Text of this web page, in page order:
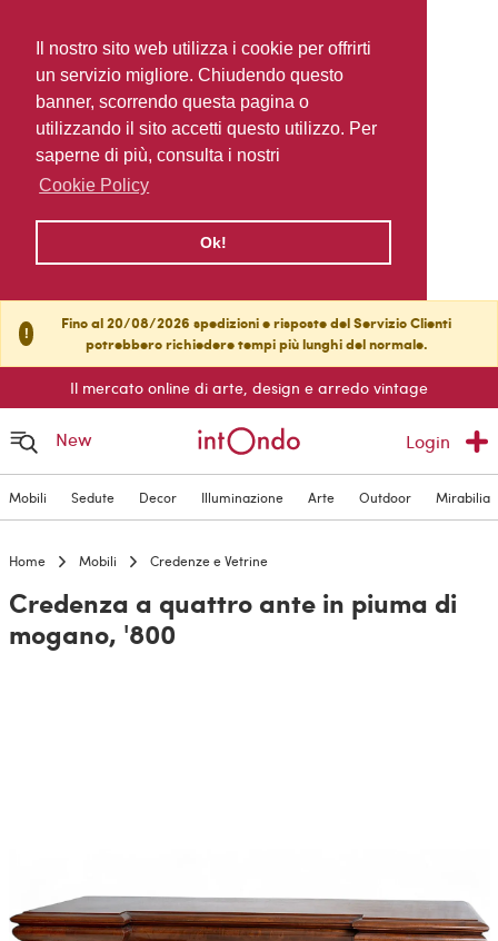
Il nostro sito web utilizza i cookie per offrirti
un servizio migliore. Chiudendo questo
banner, scorrendo questa pagina o
utilizzando il sito accetti questo utilizzo. Per
saperne di più, consulta i nostri
Cookie Policy
Ok!
!
Fino al 20/08/2026 spedizioni e risposte del Servizio Clienti
potrebbero richiedere tempi più lunghi del normale.
Il mercato online di arte, design e arredo vintage
New Login
Mobili Sedute Decor Illuminazione Arte Outdoor Mirabilia
Home Mobili Credenze e Vetrine
Credenza a quattro ante in piuma di
mogano, '800